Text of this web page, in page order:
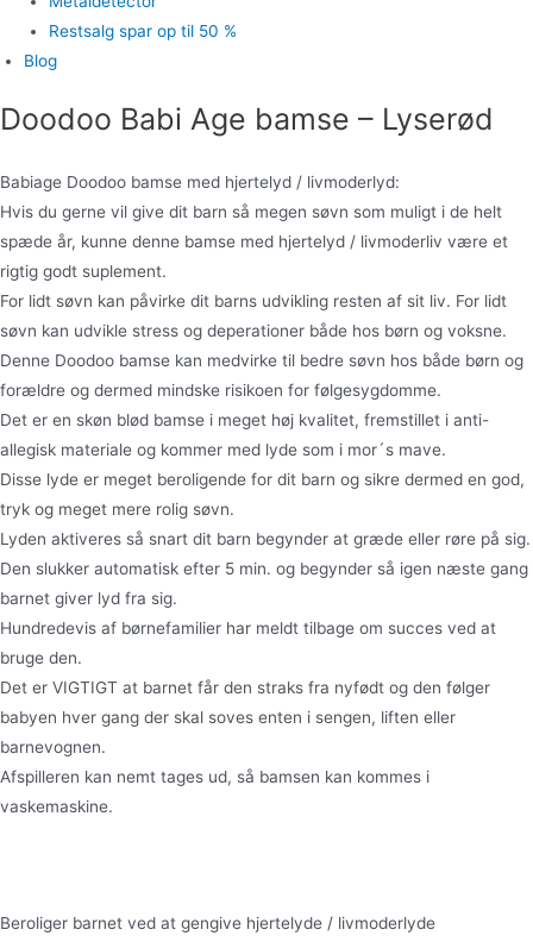
Restsalg spar op til 50 %
Blog
Doodoo Babi Age bamse – Lyserød
Babiage Doodoo bamse med hjertelyd / livmoderlyd:
Hvis du gerne vil give dit barn så megen søvn som muligt i de helt
spæde år, kunne denne bamse med hjertelyd / livmoderliv være et
rigtig godt suplement.
For lidt søvn kan påvirke dit barns udvikling resten af sit liv. For lidt
søvn kan udvikle stress og deperationer både hos børn og voksne.
Denne Doodoo bamse kan medvirke til bedre søvn hos både børn og
forældre og dermed mindske risikoen for følgesygdomme.
Det er en skøn blød bamse i meget høj kvalitet, fremstillet i anti-
allegisk materiale og kommer med lyde som i mor´s mave.
Disse lyde er meget beroligende for dit barn og sikre dermed en god,
tryk og meget mere rolig søvn.
Lyden aktiveres så snart dit barn begynder at græde eller røre på sig.
Den slukker automatisk efter 5 min. og begynder så igen næste gang
barnet giver lyd fra sig.
Hundredevis af børnefamilier har meldt tilbage om succes ved at
bruge den.
Det er VIGTIGT at barnet får den straks fra nyfødt og den følger
babyen hver gang der skal soves enten i sengen, liften eller
barnevognen.
Afspilleren kan nemt tages ud, så bamsen kan kommes i
vaskemaskine.
Beroliger barnet ved at gengive hjertelyde / livmoderlyde